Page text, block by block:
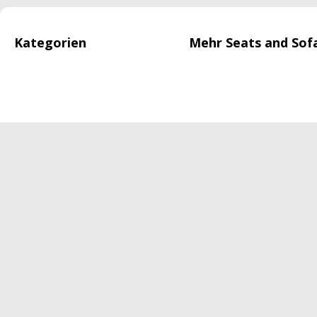
Kategorien Mehr Seats and